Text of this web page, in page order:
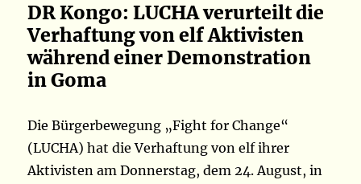
DR Kongo: LUCHA verurteilt die
Verhaftung von elf Aktivisten
während einer Demonstration
in Goma
Die Bürgerbewegung „Fight for Change“
(LUCHA) hat die Verhaftung von elf ihrer
Aktivisten am Donnerstag, dem 24. August, in